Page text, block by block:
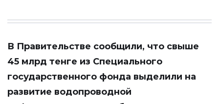
В Правительстве сообщили, что свыше
45 млрд тенге из Специального
государственного фонда выделили на
развитие водопроводной